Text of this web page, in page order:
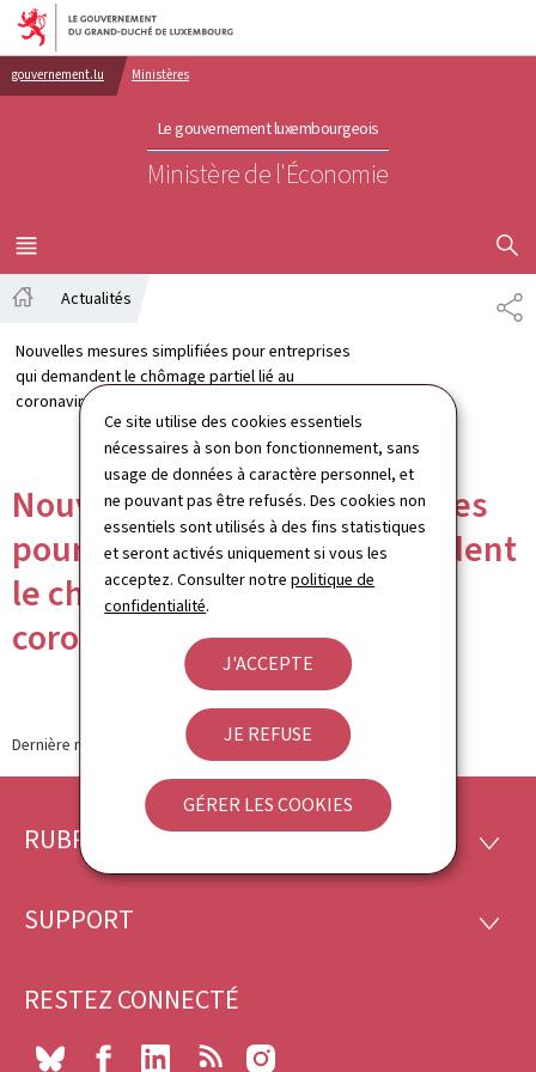
Ce site utilise des cookies essentiels
nécessaires à son bon fonctionnement, sans
usage de données à caractère personnel, et
ne pouvant pas être refusés. Des cookies non
essentiels sont utilisés à des fins statistiques
et seront activés uniquement si vous les
acceptez. Consulter notrepolitique de
confidentialité.
J'ACCEPTE
JE REFUSE
GÉRER LES COOKIES
Aller au menu principal
Aller au contenu
gouvernement.lu Ministères
Le gouvernement luxembourgeois
Ministère de l'Économie
MENU
PRINCIPAL
Actualités
Nouvelles mesures simplifiées pour entreprises
qui demandent le chômage partiel lié au
coronavirus
Nouvelles mesures simplifiées
pour entreprises qui demandent
le chômage partiel lié au
coronavirus
Dernière modification le 18.03.2020
Pied
page
RUBRIQUES
SUPPORT
RESTEZ CONNECTÉ
Bluesky FacebookLinkedIn RSS